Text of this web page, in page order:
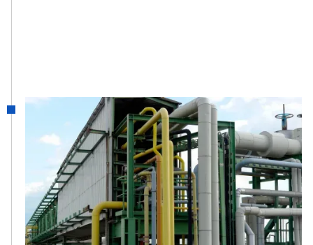
EC&M
EC&M, een bedrijf gespecialiseerd in
industriële reiniging en onderhoud, werd
opgericht om Cockerill-Sambre te
bedienen. Later verzorgde het diensten
voor een groot aantal industriële klanten